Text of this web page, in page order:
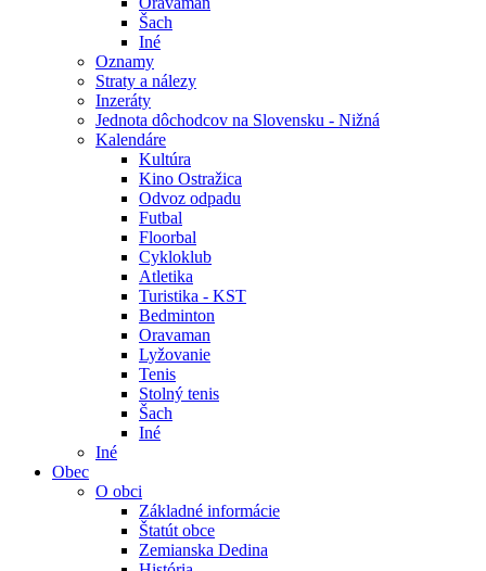
Šach
Iné
Oznamy
Straty a nálezy
Inzeráty
Jednota dôchodcov na Slovensku - Nižná
Kalendáre
Kultúra
Kino Ostražica
Odvoz odpadu
Futbal
Floorbal
Cykloklub
Atletika
Turistika - KST
Bedminton
Oravaman
Lyžovanie
Tenis
Stolný tenis
Šach
Iné
Iné
Obec
O obci
Základné informácie
Štatút obce
Zemianska Dedina